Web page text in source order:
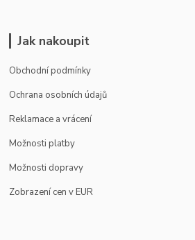
Jak nakoupit
Obchodní podmínky
Ochrana osobních údajů
Reklamace a vrácení
Možnosti platby
Možnosti dopravy
Zobrazení cen v EUR